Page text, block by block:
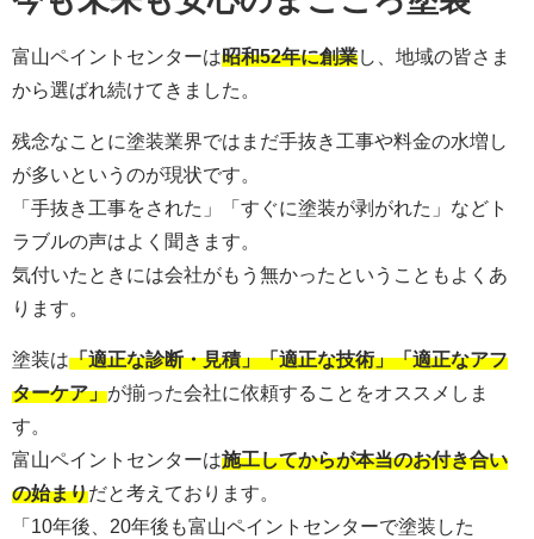
富山ペイントセンターは昭和52年に創業し、地域の皆さま
から選ばれ続けてきました。
残念なことに塗装業界ではまだ手抜き工事や料金の水増し
が多いというのが現状です。
「手抜き工事をされた」「すぐに塗装が剥がれた」などト
ラブルの声はよく聞きます。
気付いたときには会社がもう無かったということもよくあ
ります。
塗装は「適正な診断・見積」「適正な技術」「適正なアフ
ターケア」が揃った会社に依頼することをオススメしま
す。
富山ペイントセンターは施工してからが本当のお付き合い
の始まりだと考えております。
「10年後、20年後も富山ペイントセンターで塗装した